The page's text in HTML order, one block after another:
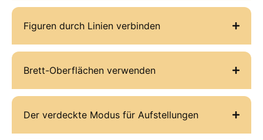
Figuren durch Linien verbinden
Brett-Oberflächen verwenden
Der verdeckte Modus für Aufstellungen